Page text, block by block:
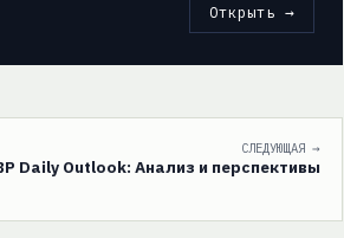
Открыть →
СЛЕДУЮЩАЯ →
Daily Outlook: Анализ и перспективы